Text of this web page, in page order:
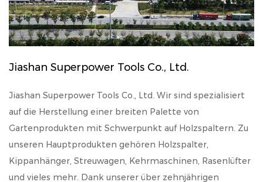
Jiashan Superpower Tools Co., Ltd.
Jiashan Superpower Tools Co., Ltd. Wir sind spezialisiert
auf die Herstellung einer breiten Palette von
Gartenprodukten mit Schwerpunkt auf Holzspaltern. Zu
unseren Hauptprodukten gehören Holzspalter,
Kippanhänger, Streuwagen, Kehrmaschinen, Rasenlüfter
und vieles mehr. Dank unserer über zehnjährigen